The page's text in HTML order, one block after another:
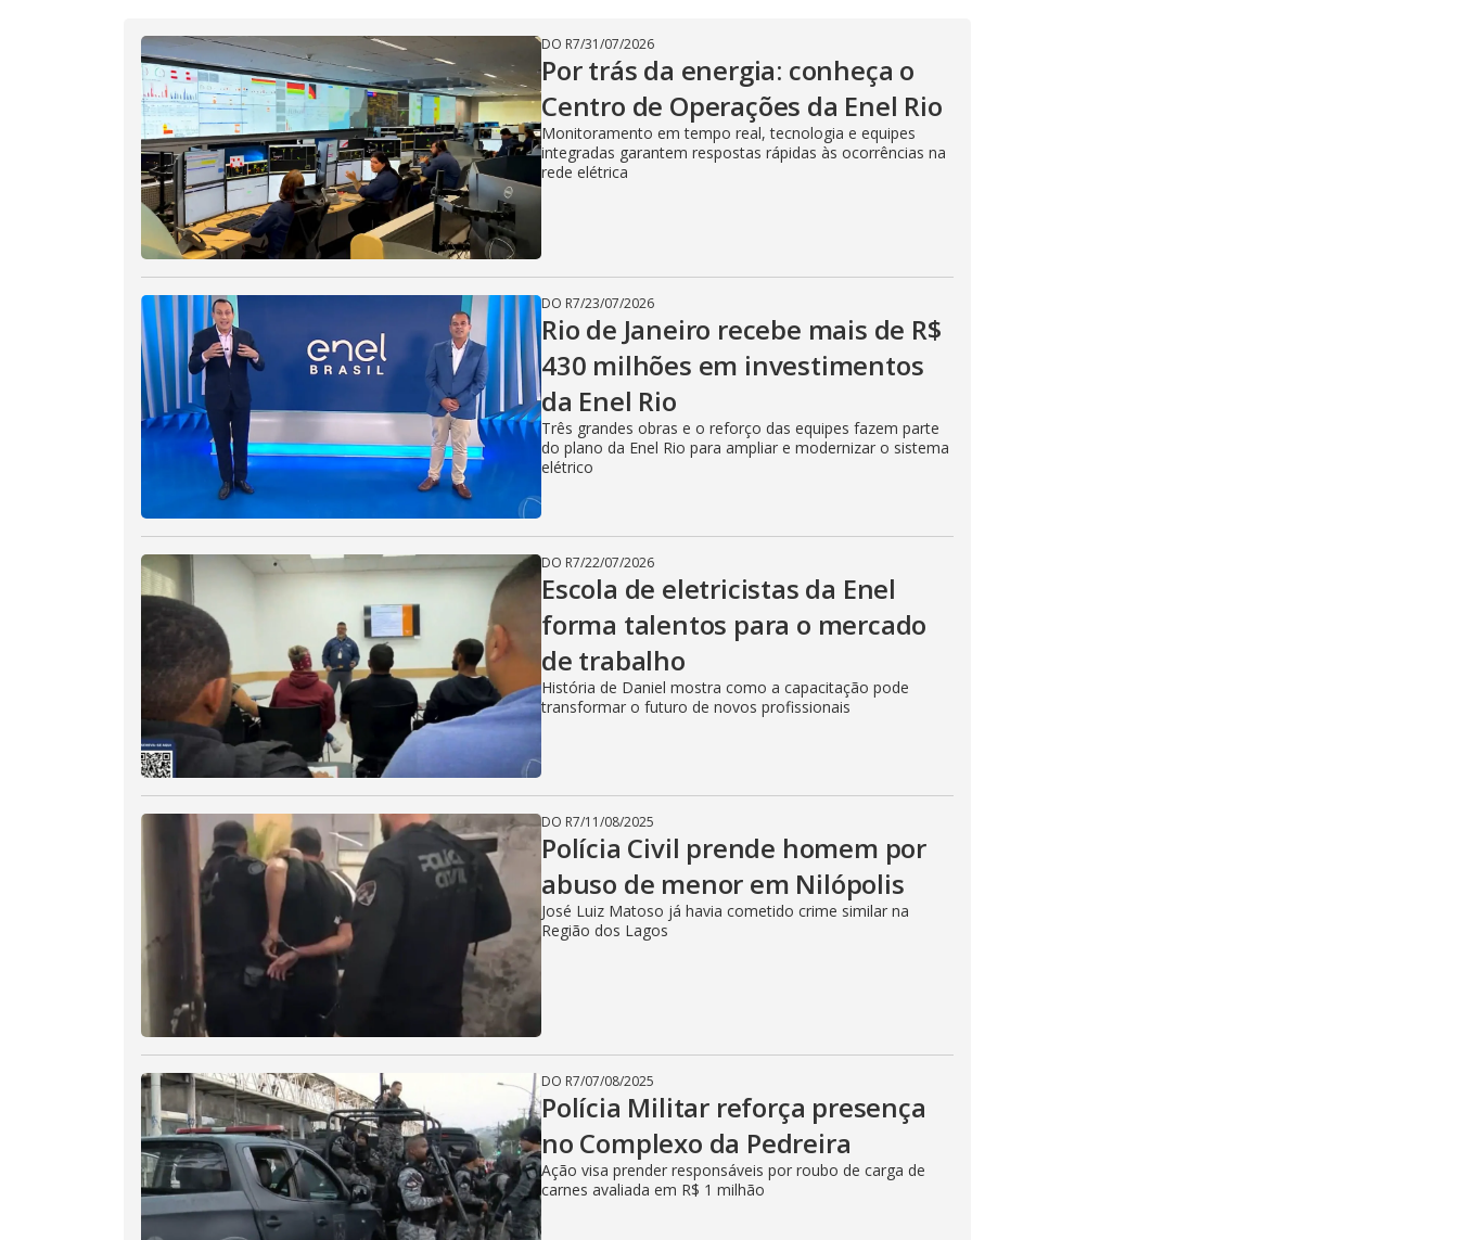
V
i
d
e
o
DO R7/31/07/2026
Por trás da energia: conheça o
Centro de Operações da Enel Rio
Monitoramento em tempo real, tecnologia e equipes
integradas garantem respostas rápidas às ocorrências na
rede elétrica
DO R7/23/07/2026
Rio de Janeiro recebe mais de R$
430 milhões em investimentos
da Enel Rio
Três grandes obras e o reforço das equipes fazem parte
do plano da Enel Rio para ampliar e modernizar o sistema
elétrico
DO R7/22/07/2026
Escola de eletricistas da Enel
forma talentos para o mercado
de trabalho
História de Daniel mostra como a capacitação pode
transformar o futuro de novos profissionais
DO R7/11/08/2025
Polícia Civil prende homem por
abuso de menor em Nilópolis
José Luiz Matoso já havia cometido crime similar na
Região dos Lagos
DO R7/07/08/2025
Polícia Militar reforça presença
no Complexo da Pedreira
Ação visa prender responsáveis por roubo de carga de
carnes avaliada em R$ 1 milhão